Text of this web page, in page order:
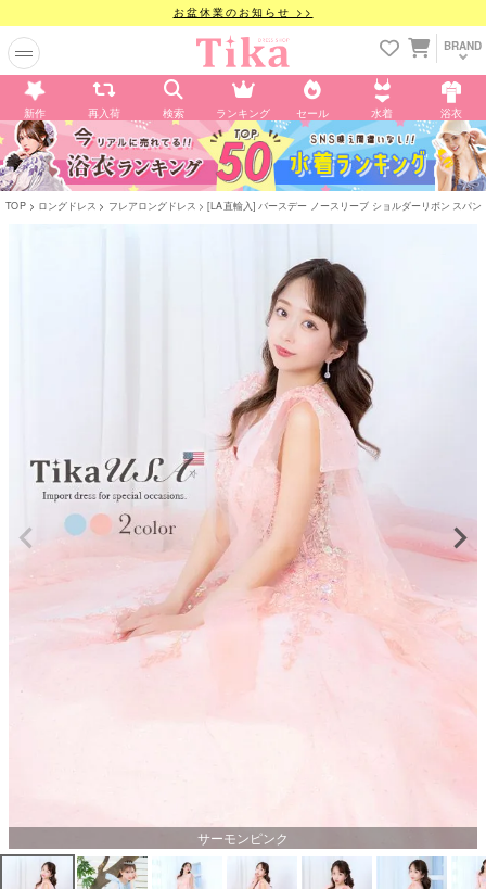
お盆休業のお知らせ >>
BRAND
新作 再入荷 検索 ランキング セール 水着 浴衣
TOP ロングドレス フレアロングドレス [LA直輸入] バースデー ノースリーブ ショルダーリボン スパ
サーモンピンク